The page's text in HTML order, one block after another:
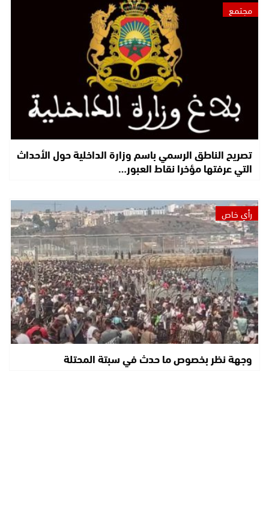
مجتمع
تصريح الناطق الرسمي باسم وزارة الداخلية حول الأحداث
التي عرفتها مؤخرا نقاط العبور…
رأي خاص
وجهة نظر بخصوص ما حدث في سبتة المحتلة